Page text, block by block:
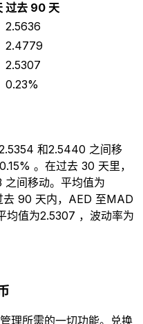
过去 90 天
2.5636
2.4779
2.5307
0.23%
和2.5440 之间移
。在过去 30 天里，
间移动。平均值为
90 天内，AED 至MAD
值为2.5307 ，波动率为
理所需的一切功能。兑换